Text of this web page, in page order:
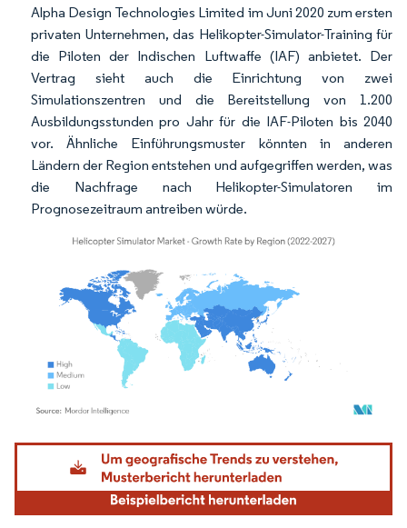
Alpha Design Technologies Limited im Juni 2020 zum ersten
privaten Unternehmen, das Helikopter-Simulator-Training für
die Piloten der Indischen Luftwaffe (IAF) anbietet. Der
Vertrag sieht auch die Einrichtung von zwei
Simulationszentren und die Bereitstellung von 1.200
Ausbildungsstunden pro Jahr für die IAF-Piloten bis 2040
vor. Ähnliche Einführungsmuster könnten in anderen
Ländern der Region entstehen und aufgegriffen werden, was
die Nachfrage nach Helikopter-Simulatoren im
Prognosezeitraum antreiben würde.
Bild © Mordor Intelligence. Wiederverwendung erfordert Namensnennung gemäß